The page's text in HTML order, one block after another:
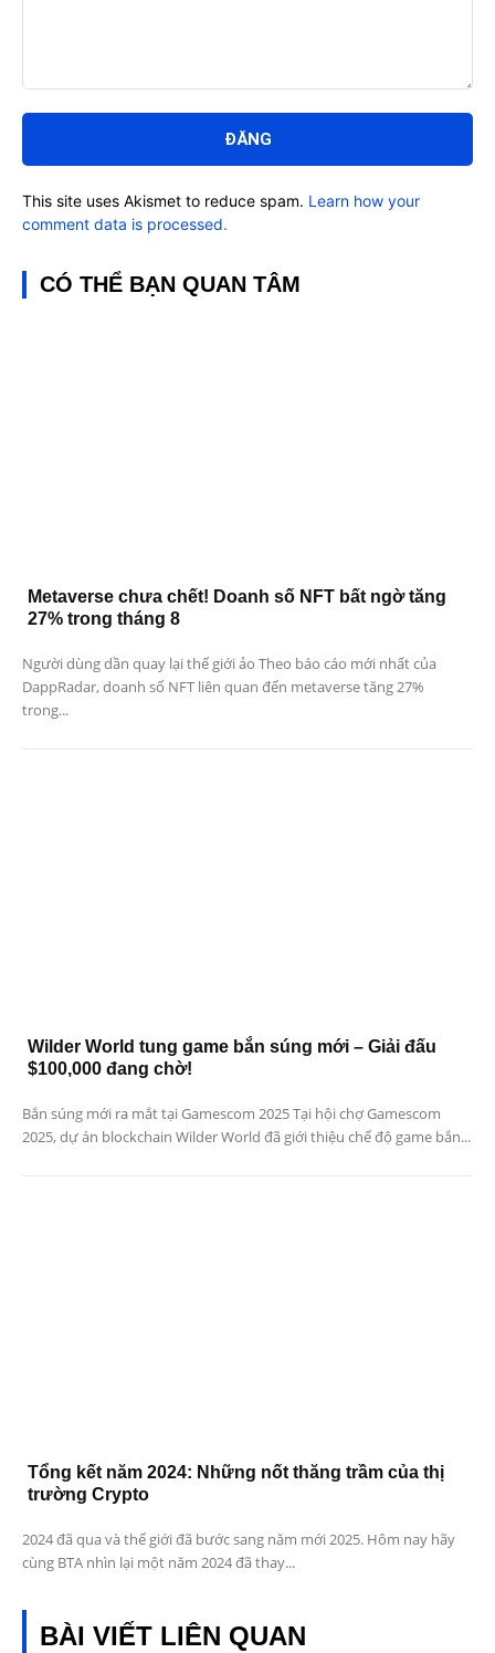
luận:
This site uses Akismet to reduce spam. Learn how your
comment data is processed.
CÓ THỂ BẠN QUAN TÂM
Metaverse chưa chết! Doanh số NFT bất ngờ tăng
27% trong tháng 8
Người dùng dần quay lại thế giới ảo Theo báo cáo mới nhất của
DappRadar, doanh số NFT liên quan đến metaverse tăng 27%
trong...
Wilder World tung game bắn súng mới – Giải đấu
$100,000 đang chờ!
Bắn súng mới ra mắt tại Gamescom 2025 Tại hội chợ Gamescom
2025, dự án blockchain Wilder World đã giới thiệu chế độ game bắn...
Tổng kết năm 2024: Những nốt thăng trầm của thị
trường Crypto
2024 đã qua và thế giới đã bước sang năm mới 2025. Hôm nay hãy
cùng BTA nhìn lại một năm 2024 đã thay...
BÀI VIẾT LIÊN QUAN